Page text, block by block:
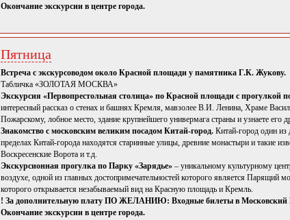
Окончание экскурсии в центре города.
Пятница
Встреча с экскурсоводом около Красной площади у памятника Г.К. Жукову.
Табличка «ЗОЛОТАЯ МОСКВА»
Экскурсия «Первопрестольная столица» по Красной площади с прогулкой
интересный рассказ о стенах и башнях Кремля, мавзолее В.И. Ленина, Храме
Пожарскому, лобное место, здание крупнейшего универмага страны и узнаете его
Знакомство с московским великим посадом Китай-город. Китай-город один из
пределах Китай-города находятся старинные улицы, древние монастыри и
Воскресенские Ворота и т.д.
Экскурсионная прогулка по Парку «Зарядье» – уникальному культурному
воздухе, одной из главных достопримечательностей которого является
которого открывается незабываемый вид на Красную площадь и Кремль.
! За дополнительную плату ПО ЖЕЛАНИЮ: Входные билеты в Московский
Окончание экскурсии в центре города.